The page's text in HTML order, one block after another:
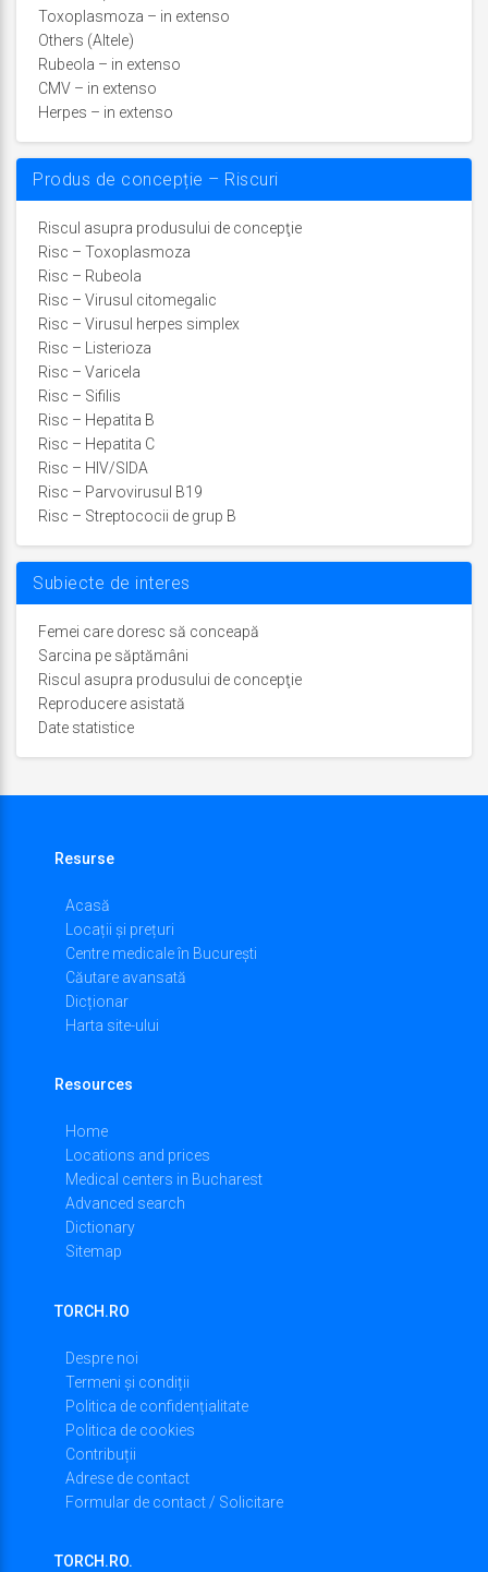
Toxoplasmoza – in extenso
Others (Altele)
Rubeola – in extenso
CMV – in extenso
Herpes – in extenso
Produs de concepție – Riscuri
Riscul asupra produsului de concepţie
Risc – Toxoplasmoza
Risc – Rubeola
Risc – Virusul citomegalic
Risc – Virusul herpes simplex
Risc – Listerioza
Risc – Varicela
Risc – Sifilis
Risc – Hepatita B
Risc – Hepatita C
Risc – HIV/SIDA
Risc – Parvovirusul B19
Risc – Streptococii de grup B
Subiecte de interes
Femei care doresc să conceapă
Sarcina pe săptămâni
Riscul asupra produsului de concepţie
Reproducere asistată
Date statistice
Resurse
Acasă
Locații și prețuri
Centre medicale în București
Căutare avansată
Dicționar
Harta site-ului
Resources
Home
Locations and prices
Medical centers in Bucharest
Advanced search
Dictionary
Sitemap
TORCH.RO
Despre noi
Termeni și condiții
Politica de confidențialitate
Politica de cookies
Contribuții
Adrese de contact
Formular de contact / Solicitare
TORCH.RO.